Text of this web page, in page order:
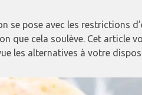
se pose avec les restrictions
que cela soulève. Cet article
les alternatives à votre